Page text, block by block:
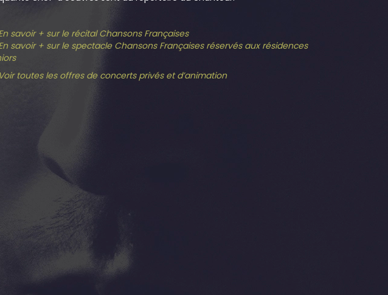
savoir + sur le récital Chansons Françaises
savoir + sur le spectacle Chansons Françaises réservés aux résidences
toutes les offres de concerts privés et d’animation